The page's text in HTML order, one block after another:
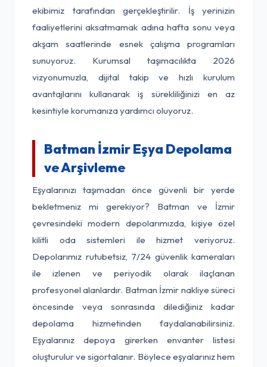
ekibimiz tarafından gerçekleştirilir. İş yerinizin
faaliyetlerini aksatmamak adına hafta sonu veya
akşam saatlerinde esnek çalışma programları
sunuyoruz. Kurumsal taşımacılıkta 2026
vizyonumuzla, dijital takip ve hızlı kurulum
avantajlarını kullanarak iş sürekliliğinizi en az
kesintiyle korumanıza yardımcı oluyoruz.
Batman İzmir Eşya Depolama
ve Arşivleme
Eşyalarınızı taşımadan önce güvenli bir yerde
bekletmeniz mi gerekiyor? Batman ve İzmir
çevresindeki modern depolarımızda, kişiye özel
kilitli oda sistemleri ile hizmet veriyoruz.
Depolarımız rutubetsiz, 7/24 güvenlik kameraları
ile izlenen ve periyodik olarak ilaçlanan
profesyonel alanlardır. Batman İzmir nakliye süreci
öncesinde veya sonrasında dilediğiniz kadar
depolama hizmetinden faydalanabilirsiniz.
Eşyalarınız depoya girerken envanter listesi
oluşturulur ve sigortalanır. Böylece eşyalarınız hem